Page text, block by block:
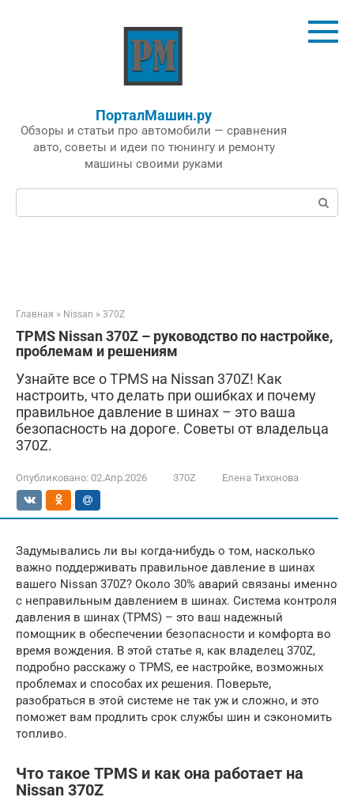
ПорталМашин.ру
Обзоры и статьи про автомобили — сравнения
авто, советы и идеи по тюнингу и ремонту
машины своими руками
Поиск:
Главная » Nissan » 370Z
TPMS Nissan 370Z – руководство по настройке,
проблемам и решениям
Узнайте все о TPMS на Nissan 370Z! Как
настроить, что делать при ошибках и почему
правильное давление в шинах – это ваша
безопасность на дороге. Советы от владельца
370Z.
Опубликовано: 02.Апр.2026 370Z Елена Тихонова
Задумывались ли вы когда-нибудь о том, насколько
важно поддерживать правильное давление в шинах
вашего Nissan 370Z? Около 30% аварий связаны именно
с неправильным давлением в шинах. Система контроля
давления в шинах (TPMS) – это ваш надежный
помощник в обеспечении безопасности и комфорта во
время вождения. В этой статье я, как владелец 370Z,
подробно расскажу о TPMS, ее настройке, возможных
проблемах и способах их решения. Поверьте,
разобраться в этой системе не так уж и сложно, и это
поможет вам продлить срок службы шин и сэкономить
топливо.
Что такое TPMS и как она работает на
Nissan 370Z